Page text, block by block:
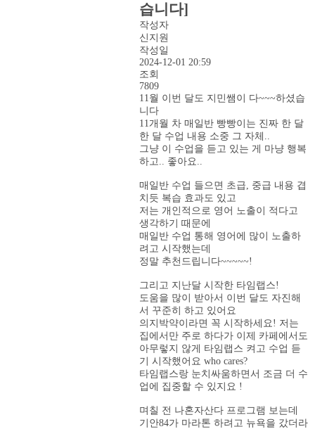
습니다]
작성자
신지원
작성일
2024-12-01 20:59
조회
7809
11월 이번 달도 지민쌤이 다~~~하셨습
니다
11개월 차 매일반 빵빵이는 진짜 한 달
한 달 수업 내용 소중 그 자체..
그냥 이 수업을 듣고 있는 게 마냥 행복
하고.. 좋아요..
매일반 수업 들으면 초급, 중급 내용 겹
치듯 복습 효과도 있고
저는 개인적으로 영어 노출이 적다고
생각하기 때문에
매일반 수업 통해 영어에 많이 노출하
려고 시작했는데
정말 추천드립니다~~~~~!
그리고 지난달 시작한 타임랩스!
도움을 많이 받아서 이번 달도 자진해
서 꾸준히 하고 있어요
의지박약이라면 꼭 시작하세요! 저는
집에서만 주로 하다가 이제 카페에서도
아무렇지 않게 타임랩스 켜고 수업 듣
기 시작했어요 who cares?
타임랩스랑 눈치싸움하면서 조금 더 수
업에 집중할 수 있지요 !
며칠 전 나혼자산다 프로그램 보는데
기안84가 마라톤 하려고 뉴욕을 갔더라